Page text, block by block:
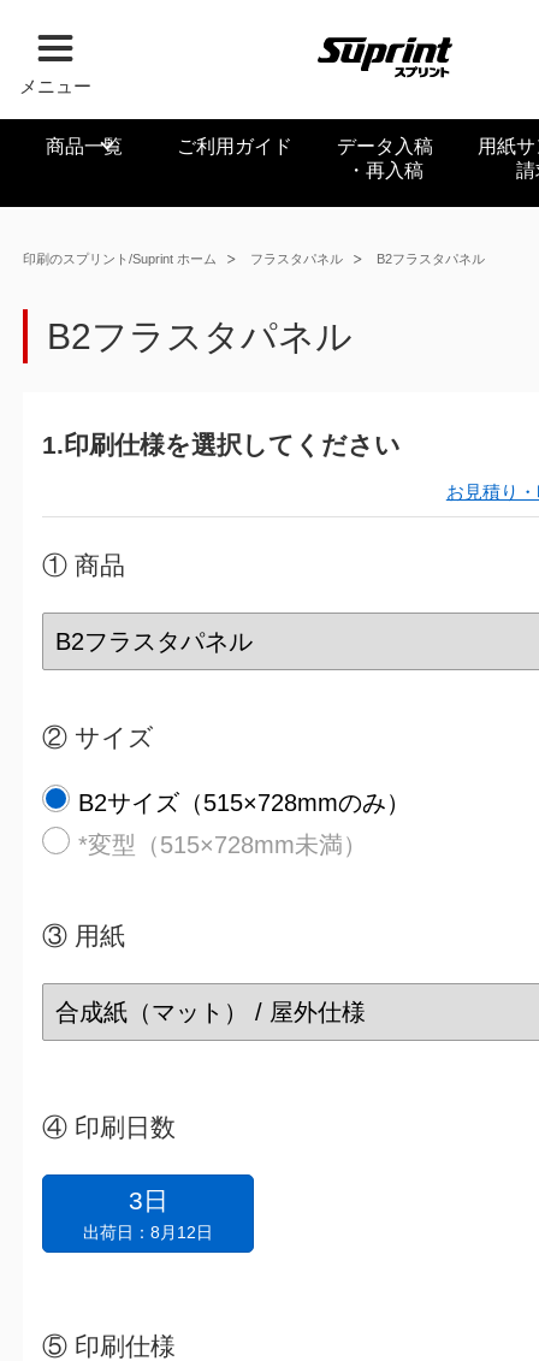
メニュー
商品一覧 ご利用ガイド
データ入稿
・再入稿
用紙
請
印刷のスプリント/Suprint ホーム フラスタパネル B2フラスタパネル
B2フラスタパネル
1.印刷仕様を選択してください
お見積り
① 商品
② サイズ
B2サイズ（515×728mmのみ）
*変型（515×728mm未満）
③ 用紙
④ 印刷日数
3日
出荷日：8月12日
⑤ 印刷仕様